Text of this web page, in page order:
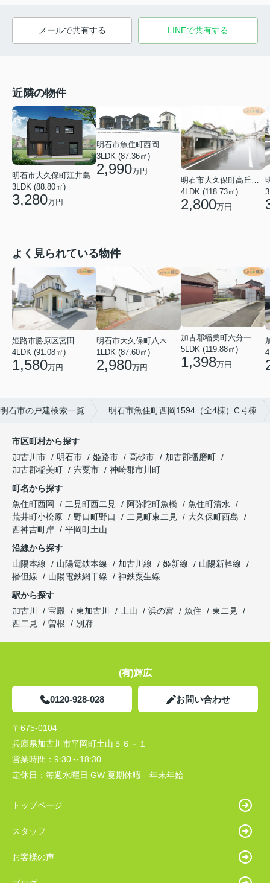
メールで共有する LINEで共有する
近隣の物件
明石市大久保町江井島
3LDK (88.80㎡)
3,280万円
明石市魚住町西岡
3LDK (87.36㎡)
2,990万円
4LDK (118.73㎡)
2,800万円
よく見られている物件
姫路市勝原区宮田
4LDK (91.08㎡)
1,580万円
明石市大久保町八木
1LDK (87.60㎡)
2,980万円
加古郡稲美町六分一
5LDK (119.88㎡)
1,398万円
明石市の戸建検索一覧 明石市魚住町西岡1594（全4棟）C号棟
市区町村から探す
加古川市
明石市 姫路市 高砂市
加古郡播磨町
加古郡稲美町
宍粟市
神崎郡市川町
町名から探す
魚住町西岡
二見町西二見 阿弥陀町魚橋
魚住町清水
荒井町小松原
野口町野口 二見町東二見
大久保町西島
西神吉町岸
平岡町土山
沿線から探す
山陽本線
山陽電鉄本線 加古川線 姫新線
山陽新幹線
播但線
山陽電鉄網干線
神鉄粟生線
駅から探す
加古川
宝殿 東加古川 土山 浜の宮 魚住
東二見
西二見
曽根 別府
(有)輝広
0120-928-028 お問い合わせ
〒675-0104
兵庫県加古川市平岡町土山５６－１
営業時間： 9:30～18:30
定休日： 毎週水曜日 GW 夏期休暇 年末年始
トップページ
スタッフ
お客様の声